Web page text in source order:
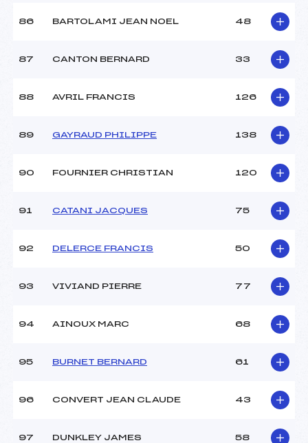
86 BARTOLAMI JEAN NOEL 48
87 CANTON BERNARD 33
88 AVRIL FRANCIS 126
89 GAYRAUD PHILIPPE 138
90 FOURNIER CHRISTIAN 120
91 CATANI JACQUES 75
92 DELERCE FRANCIS 50
93 VIVIAND PIERRE 77
94 AINOUX MARC 68
95 BURNET BERNARD 61
96 CONVERT JEAN CLAUDE 43
97 DUNKLEY JAMES 58